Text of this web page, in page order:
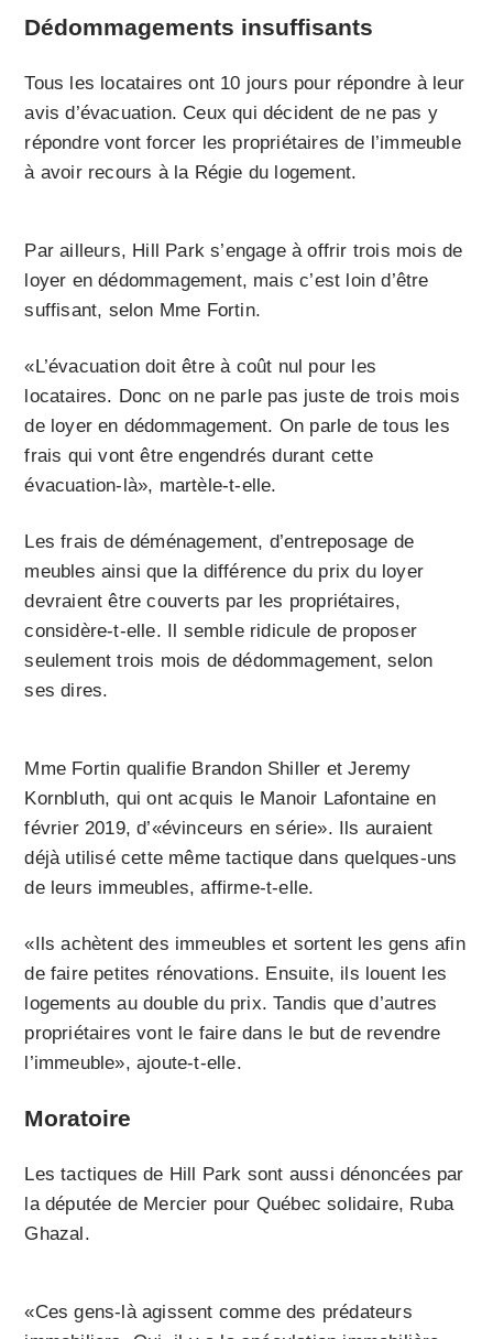
Dédommagements insuffisants
Tous les locataires ont 10 jours pour répondre à leur
avis d’évacuation. Ceux qui décident de ne pas y
répondre vont forcer les propriétaires de l’immeuble
à avoir recours à la Régie du logement.
Par ailleurs, Hill Park s’engage à offrir trois mois de
loyer en dédommagement, mais c’est loin d’être
suffisant, selon Mme Fortin.
«L’évacuation doit être à coût nul pour les
locataires. Donc on ne parle pas juste de trois mois
de loyer en dédommagement. On parle de tous les
frais qui vont être engendrés durant cette
évacuation-là», martèle-t-elle.
Les frais de déménagement, d’entreposage de
meubles ainsi que la différence du prix du loyer
devraient être couverts par les propriétaires,
considère-t-elle. Il semble ridicule de proposer
seulement trois mois de dédommagement, selon
ses dires.
Mme Fortin qualifie Brandon Shiller et Jeremy
Kornbluth, qui ont acquis le Manoir Lafontaine en
février 2019, d’«évinceurs en série». Ils auraient
déjà utilisé cette même tactique dans quelques-uns
de leurs immeubles, affirme-t-elle.
«Ils achètent des immeubles et sortent les gens afin
de faire petites rénovations. Ensuite, ils louent les
logements au double du prix. Tandis que d’autres
propriétaires vont le faire dans le but de revendre
l’immeuble», ajoute-t-elle.
Moratoire
Les tactiques de Hill Park sont aussi dénoncées par
la députée de Mercier pour Québec solidaire, Ruba
Ghazal.
«Ces gens-là agissent comme des prédateurs